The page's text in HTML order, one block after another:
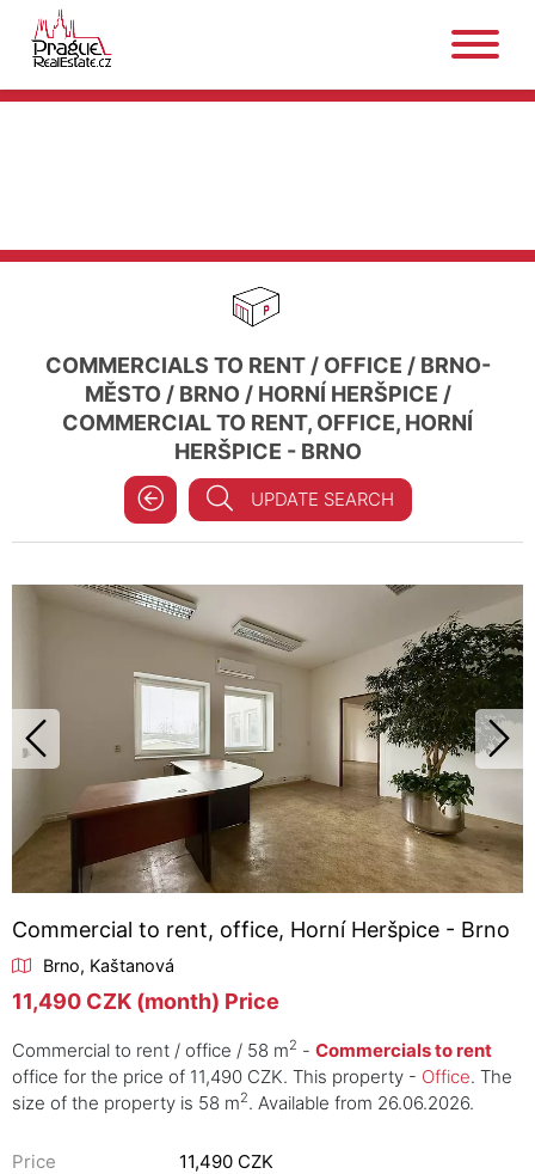
COMMERCIALS TO RENT/ OFFICE / BRNO-
MĚSTO / BRNO / HORNÍ HERŠPICE /
COMMERCIAL TO RENT, OFFICE, HORNÍ
HERŠPICE - BRNO
UPDATE SEARCH
Commercial to rent, office, Horní Heršpice - Brno
Brno, Kaštanová
11,490 CZK (month) Price
Commercial to rent / office / 58 m2 - Commercials to rent
office for the price of 11,490 CZK. This property - Office. The
size of the property is 58 m2. Available from 26.06.2026.
Price
11,490 CZK